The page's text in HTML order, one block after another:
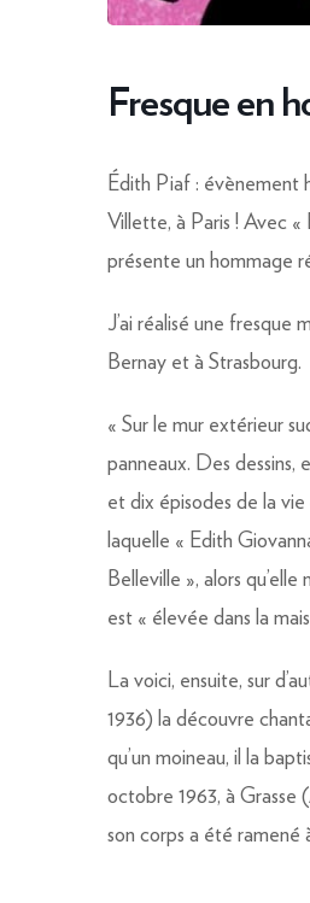
Fresque en
Édith Piaf: évènement
Villette, à Paris ! Avec
présente un hommage
J’ai réalisé une fresque
Bernay et à Strasbourg.
« Sur le mur extérieur
panneaux. Des dessins,
et dix épisodes de la
laquelle « Edith
Belleville », alors
est « élevée dans la
La voici, ensuite, sur
1936) la découvre
qu’un moineau, il la
octobre 1963, à Grasse
son corps a été ramené